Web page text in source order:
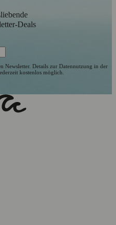
Deals
Newsletter. Details zur Datennutzung in der
kostenlos möglich.